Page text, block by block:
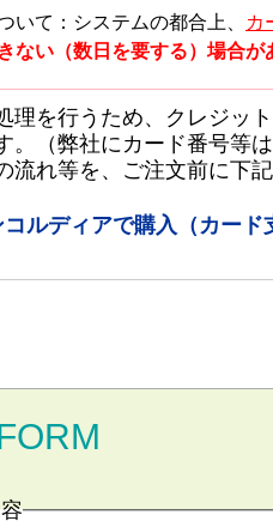
いて：システムの都合上、 カ
ない（数日を要する）場合が
理を行うため、クレジッ
。（弊社にカード番号等
流れ等を、ご注文前に下
ルディアで購入（カード